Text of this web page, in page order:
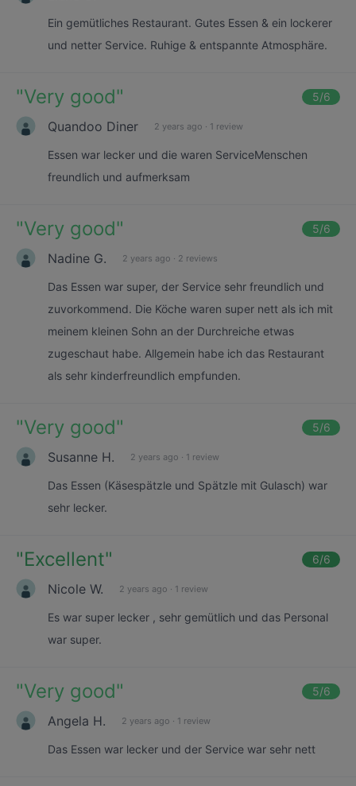
Ein gemütliches Restaurant. Gutes Essen & ein lockerer
und netter Service. Ruhige & entspannte Atmosphäre.
"Very good" 5/6
Quandoo Diner 2 years ago · 1 review
Essen war lecker und die waren ServiceMenschen
freundlich und aufmerksam
"Very good" 5/6
Nadine G. 2 years ago · 2 reviews
Das Essen war super, der Service sehr freundlich und
zuvorkommend. Die Köche waren super nett als ich mit
meinem kleinen Sohn an der Durchreiche etwas
zugeschaut habe. Allgemein habe ich das Restaurant
als sehr kinderfreundlich empfunden.
"Very good" 5/6
Susanne H. 2 years ago · 1 review
Das Essen (Käsespätzle und Spätzle mit Gulasch) war
sehr lecker.
"Excellent" 6/6
Nicole W. 2 years ago · 1 review
Es war super lecker , sehr gemütlich und das Personal
war super.
"Very good" 5/6
Angela H. 2 years ago · 1 review
Das Essen war lecker und der Service war sehr nett